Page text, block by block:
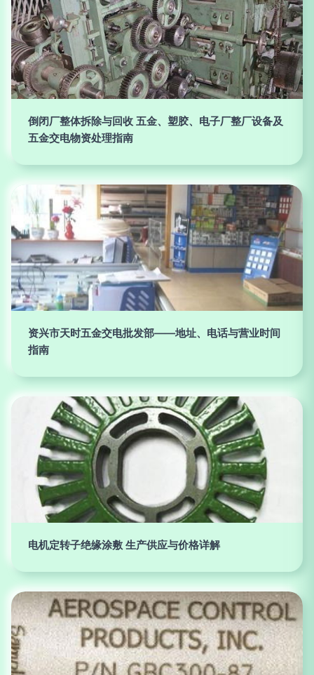
倒闭厂整体拆除与回收 五金、塑胶、电子厂整厂设备及
五金交电物资处理指南
资兴市天时五金交电批发部——地址、电话与营业时间
指南
电机定转子绝缘涂敷 生产供应与价格详解